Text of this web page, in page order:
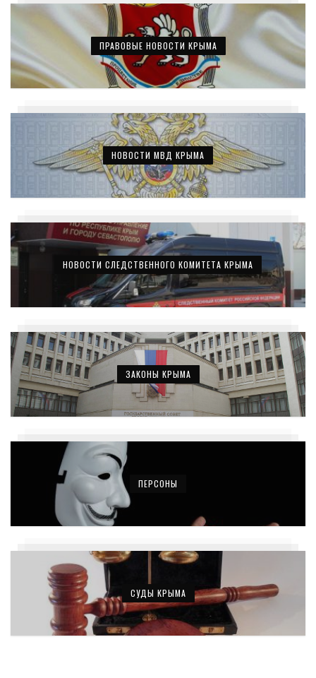
ПРАВОВЫЕ НОВОСТИ КРЫМА
НОВОСТИ МВД КРЫМА
НОВОСТИ СЛЕДСТВЕННОГО КОМИТЕТА КРЫМА
ЗАКОНЫ КРЫМА
ПЕРСОНЫ
СУДЫ КРЫМА